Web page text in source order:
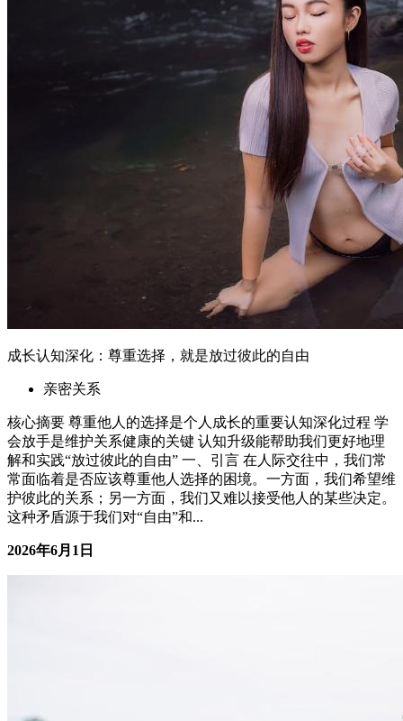
成长认知深化：尊重选择，就是放过彼此的自由
亲密关系
核心摘要 尊重他人的选择是个人成长的重要认知深化过程 学
会放手是维护关系健康的关键 认知升级能帮助我们更好地理
解和实践“放过彼此的自由” 一、引言 在人际交往中，我们常
常面临着是否应该尊重他人选择的困境。一方面，我们希望维
护彼此的关系；另一方面，我们又难以接受他人的某些决定。
这种矛盾源于我们对“自由”和...
2026年6月1日